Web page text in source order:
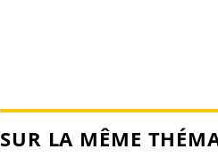
SUR LA MÊME